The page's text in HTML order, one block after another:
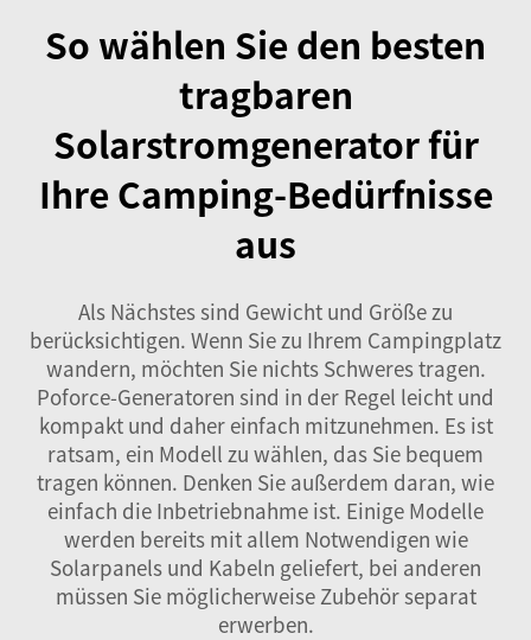
So wählen Sie den besten
tragbaren
Solarstromgenerator für
Ihre Camping-Bedürfnisse
aus
Als Nächstes sind Gewicht und Größe zu
berücksichtigen. Wenn Sie zu Ihrem Campingplatz
wandern, möchten Sie nichts Schweres tragen.
Poforce-Generatoren sind in der Regel leicht und
kompakt und daher einfach mitzunehmen. Es ist
ratsam, ein Modell zu wählen, das Sie bequem
tragen können. Denken Sie außerdem daran, wie
einfach die Inbetriebnahme ist. Einige Modelle
werden bereits mit allem Notwendigen wie
Solarpanels und Kabeln geliefert, bei anderen
müssen Sie möglicherweise Zubehör separat
erwerben.